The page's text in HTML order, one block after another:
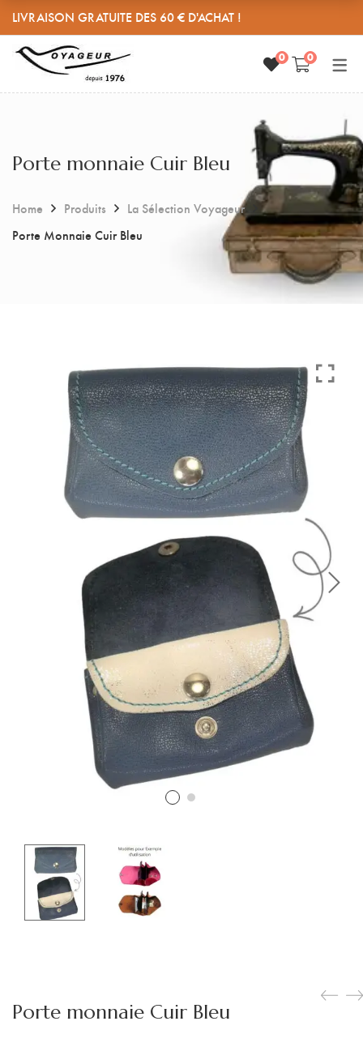
L’ATELIER
MEDIAS
CONTACT
SANDALES CUIR REGLABLES
Pieds larges
Accessoires
PETITE MAROQUINERIE
Range câbles
LIVRAISON GRATUITE DES 60 € D'ACHAT !
0 0
Porte monnaie Cuir Bleu
Home Produits
La Sélection Voyageur
Porte Monnaie Cuir Bleu
Porte monnaie Cuir Bleu